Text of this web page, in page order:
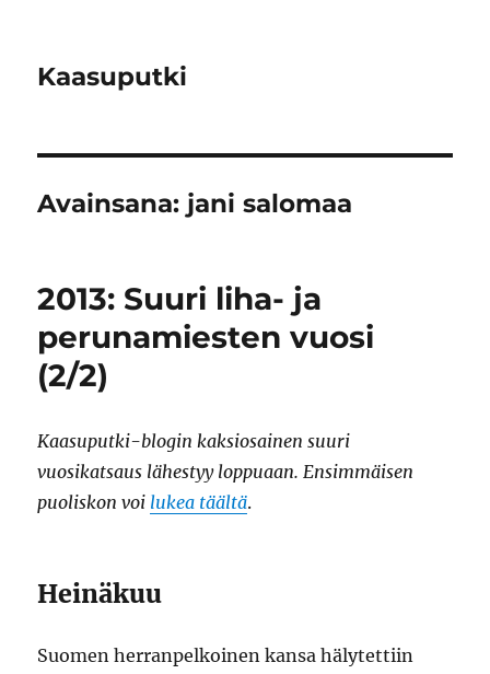
Kaasuputki
Avainsana: jani salomaa
2013: Suuri liha- ja
perunamiesten vuosi
(2/2)
Kaasuputki-blogin kaksiosainen suuri
vuosikatsaus lähestyy loppuaan. Ensimmäisen
puoliskon voi lukea täältä.
Heinäkuu
Suomen herranpelkoinen kansa hälytettiin